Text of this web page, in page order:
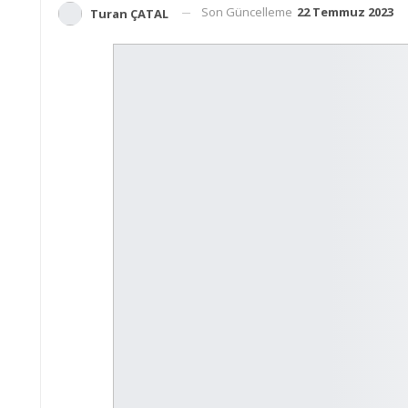
Turan ÇATAL Son Güncelleme 22 Temmuz 2023